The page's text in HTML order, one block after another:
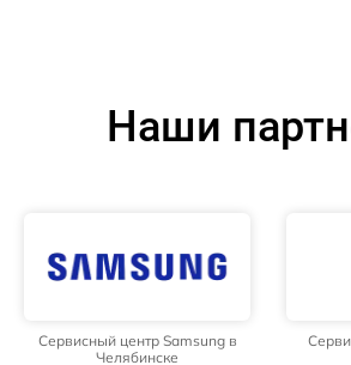
Наши
Сервисный центр Samsung в
Челябинске